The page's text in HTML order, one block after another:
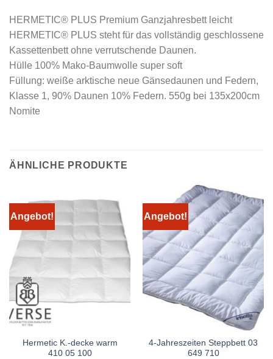
HERMETIC® PLUS Premium Ganzjahresbett leicht
HERMETIC® PLUS steht für das vollständig geschlossene
Kassettenbett ohne verrutschende Daunen.
Hülle 100% Mako-Baumwolle super soft
Füllung: weiße arktische neue Gänsedaunen und Federn,
Klasse 1, 90% Daunen 10% Federn. 550g bei 135x200cm
Nomite
ÄHNLICHE PRODUKTE
Angebot!
Hermetic K.-decke warm
410 05 100
Angebot!
4-Jahreszeiten Steppbett 03
649 710